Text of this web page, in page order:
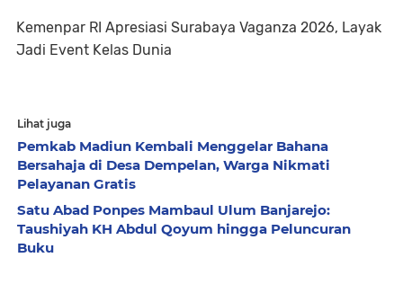
Kemenpar RI Apresiasi Surabaya Vaganza 2026, Layak
Jadi Event Kelas Dunia
Lihat juga
Pemkab Madiun Kembali Menggelar Bahana
Bersahaja di Desa Dempelan, Warga Nikmati
Pelayanan Gratis
Satu Abad Ponpes Mambaul Ulum Banjarejo:
Taushiyah KH Abdul Qoyum hingga Peluncuran
Buku